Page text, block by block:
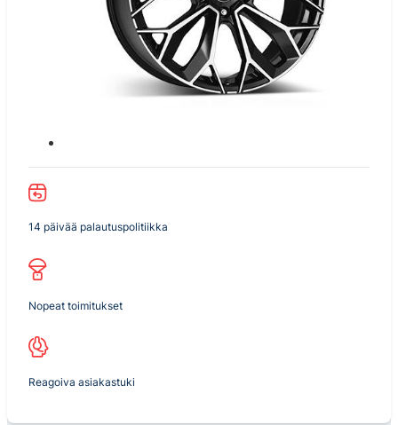
14 päivää palautuspolitiikka
Nopeat toimitukset
Reagoiva asiakastuki